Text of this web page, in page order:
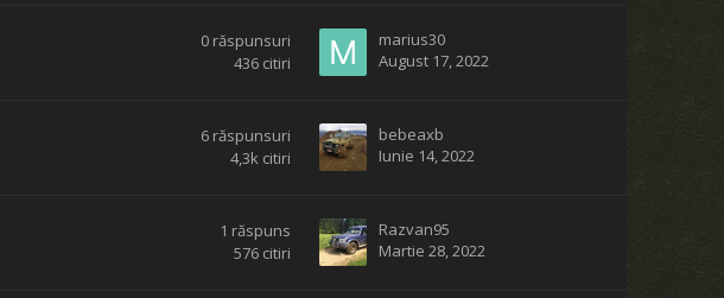
0 răspunsuri
436 citiri
marius30
August 17, 2022
6 răspunsuri
4,3k citiri
bebeaxb
Iunie 14, 2022
1 răspuns
576 citiri
Razvan95
Martie 28, 2022